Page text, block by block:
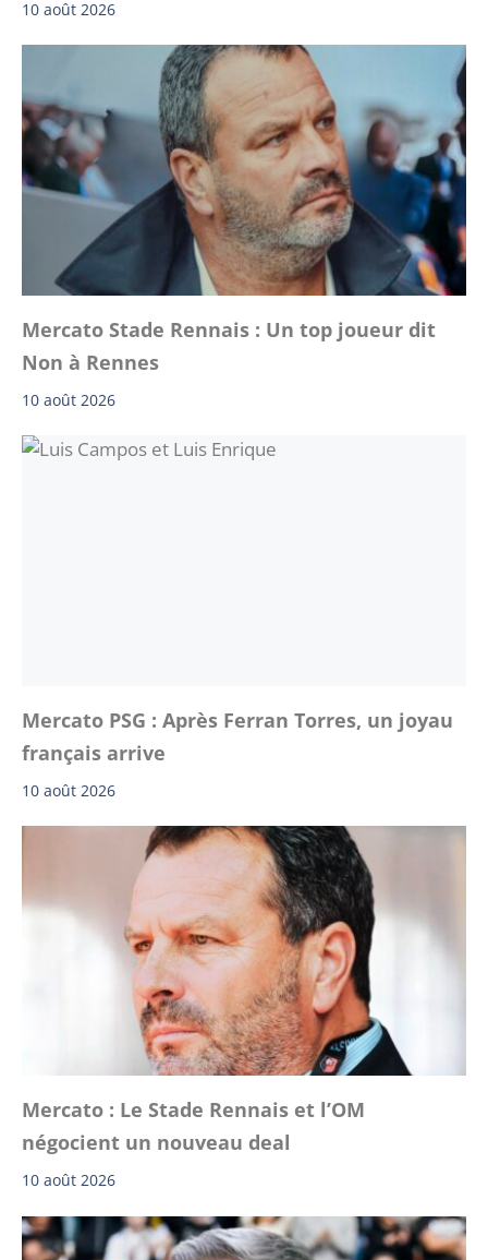
10 août 2026
Mercato Stade Rennais : Un top joueur dit
Non à Rennes
10 août 2026
Mercato PSG : Après Ferran Torres, un joyau
français arrive
10 août 2026
Mercato : Le Stade Rennais et l’OM
négocient un nouveau deal
10 août 2026